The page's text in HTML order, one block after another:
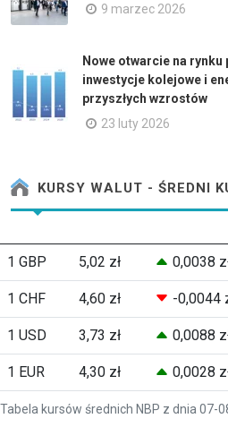
9 marzec 2026
Nowe otwarcie na
inwestycje kolejowe i
przyszłych wzrostów
23 luty 2026
KURSY WALUT - ŚREDNI
Tabela kursów średnich NBP z dnia 07-
1 GBP 5,02 zł 0,0038
1 CHF 4,60 zł -0,0044
1 USD 3,73 zł 0,0088
1 EUR 4,30 zł 0,0028